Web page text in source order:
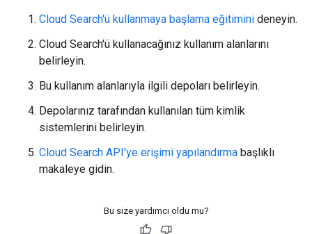
Cloud Search'ü kullanmaya başlama eğitimini deneyin.
Cloud Search'ü kullanacağınız kullanım alanlarını
belirleyin.
Bu kullanım alanlarıyla ilgili depoları belirleyin.
Depolarınız tarafından kullanılan tüm kimlik
sistemlerini belirleyin.
Cloud Search API'ye erişimi yapılandırma başlıklı
makaleye gidin.
Bu size yardımcı oldu mu?